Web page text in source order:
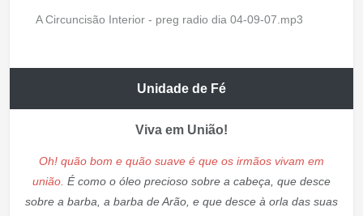
A Circuncisão Interior - preg radio dia 04-09-07.mp3
Unidade de Fé
Viva em União!
Oh! quão bom e quão suave é que os irmãos vivam em
união. É como o óleo precioso sobre a cabeça, que desce
sobre a barba, a barba de Arão, e que desce à orla das suas